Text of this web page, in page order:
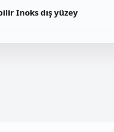
Inoks dış yüzey